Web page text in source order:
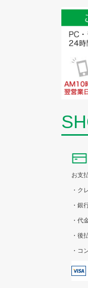
お支
・ク
・銀
・代
・後
・コ